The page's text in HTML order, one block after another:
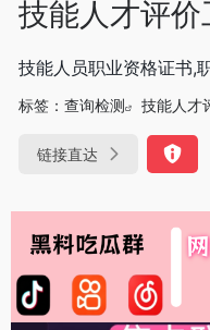
技能人才评价
技能人员职业资格证书,
标签： 查询检测 技能人才
链接直达